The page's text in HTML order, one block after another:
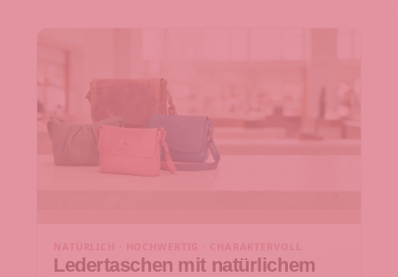
Ledertaschen mit natürlichem